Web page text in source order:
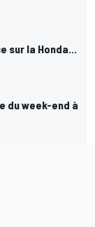
sur la Honda...
du week-end à